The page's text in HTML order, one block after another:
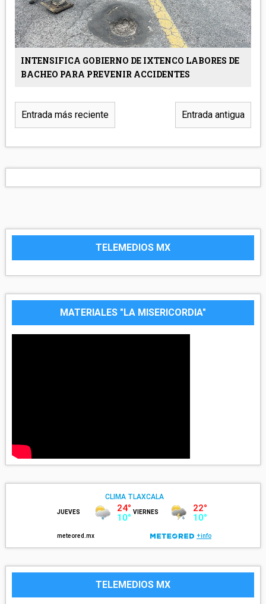
INTENSIFICA GOBIERNO DE IXTENCO LABORES DE
BACHEO PARA PREVENIR ACCIDENTES
Entrada más reciente Entrada antigua
TELEMEDIOS MX
MATERIALES "LA MISERICORDIA"
TELEMEDIOS MX